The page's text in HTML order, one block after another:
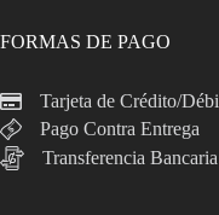
FORMAS DE PAGO
Tarjeta de Crédito/
Pago Contra Entrega
Transferencia Bancaria